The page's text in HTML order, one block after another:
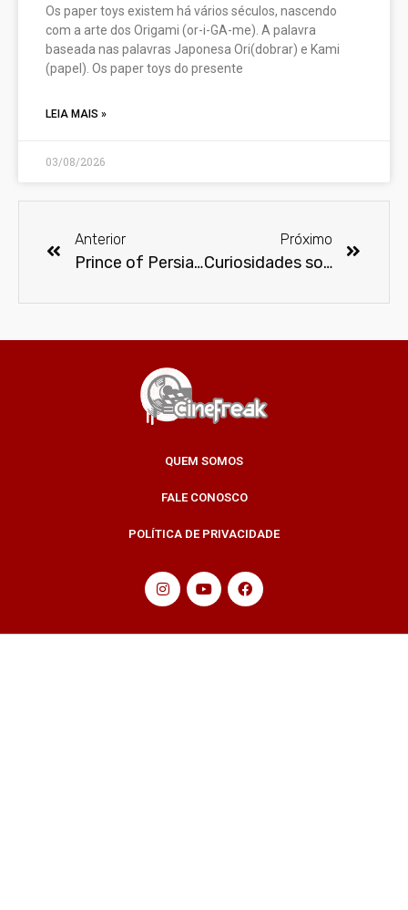
Os paper toys existem há vários séculos, nascendo
com a arte dos Origami (or-i-GA-me). A palavra
baseada nas palavras Japonesa Ori(dobrar) e Kami
(papel). Os paper toys do presente
LEIA MAIS »
03/08/2026
Anterior
Prince of Persia: The Lost Crown está disponível e jogadores já podem embarcar em um novo capítulo dessa saga lendária
Próximo
Curiosidades sobre o Zorro
QUEM SOMOS
FALE CONOSCO
POLÍTICA DE PRIVACIDADE